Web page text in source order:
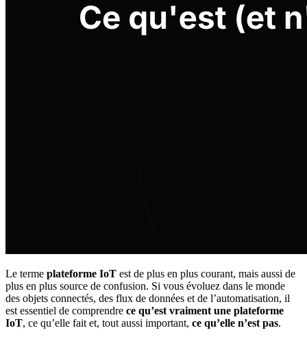
Le terme plateforme IoT est de plus en plus courant, mais aussi de
plus en plus source de confusion. Si vous évoluez dans le monde
des objets connectés, des flux de données et de l’automatisation, il
est essentiel de comprendre ce qu’est vraiment une plateforme
IoT, ce qu’elle fait et, tout aussi important, ce qu’elle n’est pas.